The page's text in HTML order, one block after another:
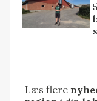
Læs flere